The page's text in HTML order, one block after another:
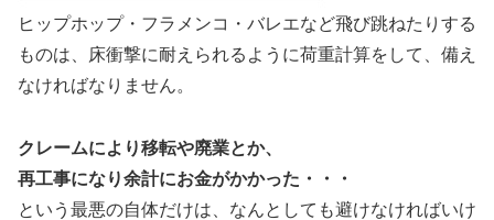
ヒップホップ・フラメンコ・バレエなど飛び跳ねたりする
ものは、床衝撃に耐えられるように荷重計算をして、備え
なければなりません。
クレームにより移転や廃業とか、
再工事になり余計にお金がかかった・・・
という最悪の自体だけは、なんとしても避けなければいけ